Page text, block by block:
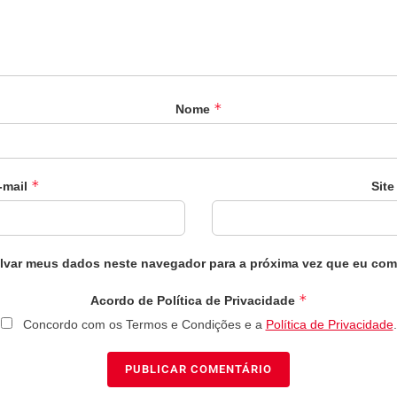
Nome *
mail * Site
meus dados neste navegador para a próxima vez que eu
Acordo de Política de Privacidade *
Concordo com os Termos e Condições e a Política de Privacidade.